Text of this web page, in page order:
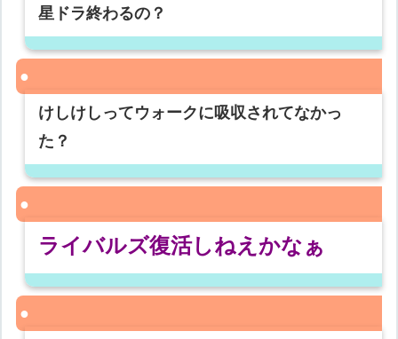
星ドラ終わるの？
けしけしってウォークに吸収されてなかっ
た？
ライバルズ復活しねえかなぁ